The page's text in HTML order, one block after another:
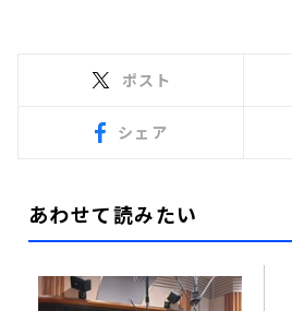
ポスト
シェア
あわせて読みたい